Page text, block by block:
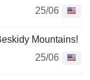
25/06
Mountains!
25/06